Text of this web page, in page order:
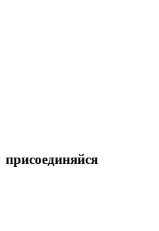
присоединяйся